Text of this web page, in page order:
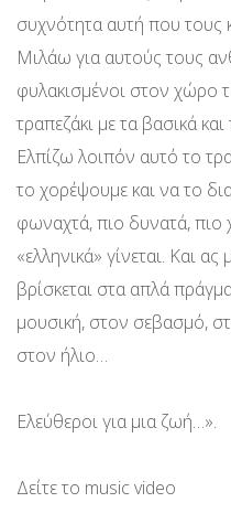
συχνότητα αυτή που τους
Μιλάω για αυτούς τους
φυλακισμένοι στον χώρο
τραπεζάκι με τα βασικά
Ελπίζω λοιπόν αυτό το
το χορέψουμε και να το
φωναχτά, πιο δυνατά, πιο
«ελληνικά» γίνεται. Και
βρίσκεται στα απλά
μουσική, στον σεβασμό,
στον ήλιο…
Ελεύθεροι για μια ζωή…».
Δείτε το music video